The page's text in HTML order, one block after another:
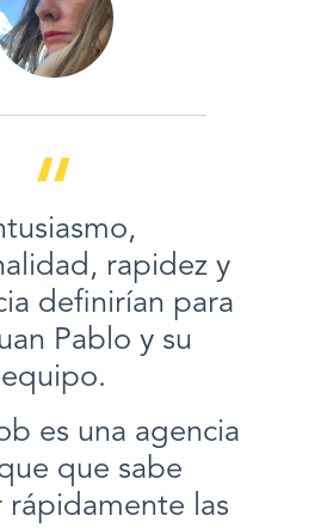
rapidez y
definirían para
Pablo y su
equipo.
es una agencia
que sabe
rápidamente las